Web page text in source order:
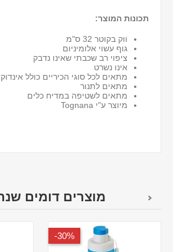
תכונות המוצר:
ווק בקוטר 32 ס"מ
גוף עשוי אלומיניום
ציפוי רב שכבתי שאינו נדבק
אינו נשרט
מתאים לכל סוגי הכיריים כולל
מתאים לתנור
מתאים לשטיפה במדיח כלים
מיוצר ע"י Tognana
מוצרים דומים
30%-